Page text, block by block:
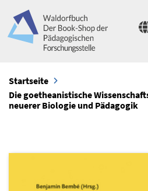
Startseite
Die goetheanistische
neuerer Biologie und Pädagogik